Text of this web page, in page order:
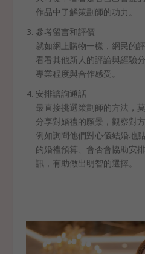
作品中了解策劃師的功力。
參考留言和評價
就如網上購物一樣，網民的
看看其他新人的評論與經驗
專業程度與合作感受。
安排諮詢通話
最直接挑選策劃師的方法，
分享對婚禮的願景，觀察對
例如詢問他們對心儀結婚地
的婚禮預算、會否會協助安
訊，有助做出明智的選擇。